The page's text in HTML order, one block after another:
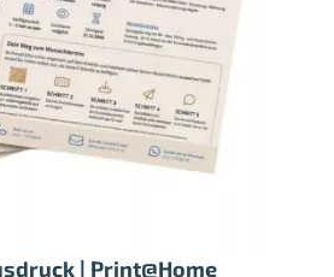
| Print@Home